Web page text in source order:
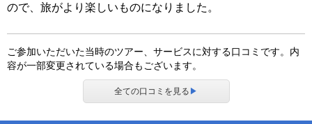
ので、旅がより楽しいものになりました。
ご参加いただいた当時のツアー、サービスに対する口コミです。内
容が一部変更されている場合もございます。
全ての口コミを見る ▶